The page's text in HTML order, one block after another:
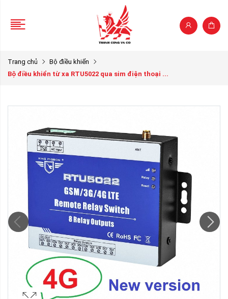
Trang chủ
Bộ điều khiển
Bộ điều khiển từ xa RTU5022 qua sim điện thoại ...